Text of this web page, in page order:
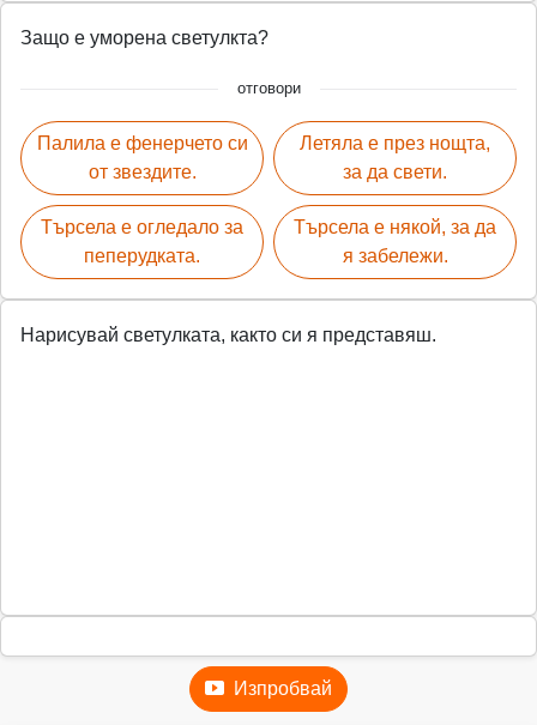
Защо е уморена светулкта?
отговори
Палила е фенерчето си
от звездите.
Търсела е огледало за
пеперудката.
Летяла е през нощта,
за да свети.
Търсела е някой, за да
я забележи.
Нарисувай светулката, както си я представяш.
Изпробвай